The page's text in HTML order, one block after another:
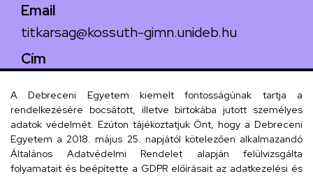
Email
titkarsag@kossuth-gimn.unideb.hu
Cím
Szervezeti telefonkönyv
A Debreceni Egyetem kiemelt fontosságúnak tartja a
rendelkezésére bocsátott, illetve birtokába jutott személyes
adatok védelmét. Ezúton tájékoztatjuk Önt, hogy a Debreceni
Egyetem a 2018. május 25. napjától kötelezően alkalmazandó
Általános Adatvédelmi Rendelet alapján felülvizsgálta
folyamatait és beépítette a GDPR előírásait az adatkezelési és